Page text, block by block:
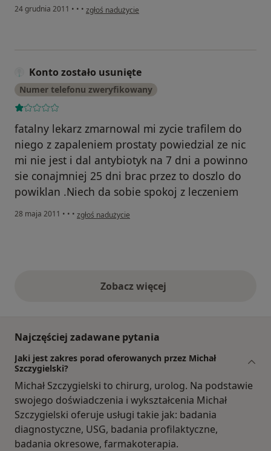
24 grudnia 2011 • • • w opinii użytkownika Konto zostało usunięte
zgłoś nadużycie
Konto zostało usunięte
Numer telefonu zweryfikowany
fatalny lekarz zmarnowal mi zycie trafilem do
niego z zapaleniem prostaty powiedzial ze nic
mi nie jest i dal antybiotyk na 7 dni a powinno
sie conajmniej 25 dni brac przez to doszlo do
powiklan .Niech da sobie spokoj z leczeniem
28 maja 2011 • • • w opinii użytkownika Konto zostało usunięte
zgłoś nadużycie
Zobacz więcejopinie powyżej
Najczęściej zadawane pytania
Jaki jest zakres porad oferowanych przez Michał
Szczygielski?
Michał Szczygielski to chirurg, urolog. Na podstawie
swojego doświadczenia i wykształcenia Michał
Szczygielski oferuje usługi takie jak: badania
diagnostyczne, USG, badania profilaktyczne,
badania okresowe, farmakoterapia.